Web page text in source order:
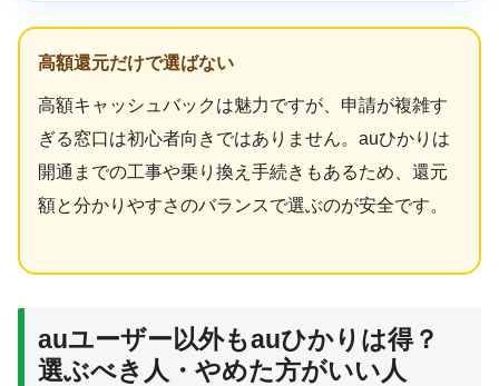
高額還元だけで選ばない
高額キャッシュバックは魅力ですが、申請が複雑す
ぎる窓口は初心者向きではありません。auひかりは
開通までの工事や乗り換え手続きもあるため、還元
額と分かりやすさのバランスで選ぶのが安全です。
auユーザー以外もauひかりは得？
選ぶべき人・やめた方がいい人